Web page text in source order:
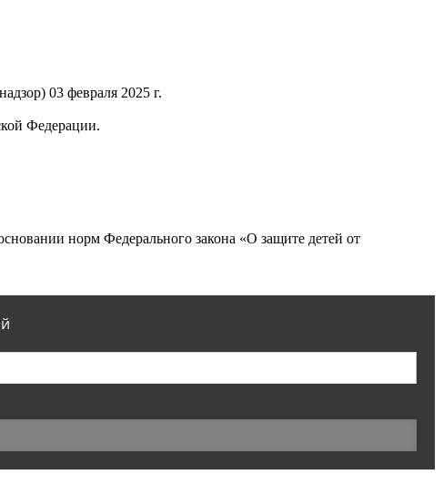
03 февраля 2025 г.
Федерации.
норм Федерального закона «О защите детей от